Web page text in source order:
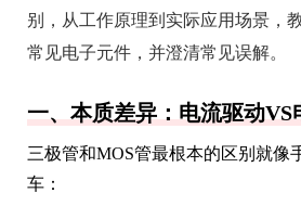
别，从工作原理到实际应用场景，
常见电子元件，并澄清常见误解。
一、本质差异：电流驱动VS
三极管和MOS管最根本的区别就像
车：